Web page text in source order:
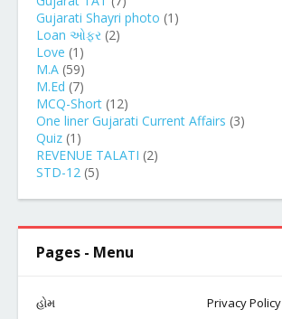
Gujarati Shayri photo (1)
Loan ઓફર (2)
Love (1)
M.A (59)
M.Ed (7)
MCQ-Short (12)
One liner Gujarati Current Affairs (3)
Quiz (1)
REVENUE TALATI (2)
STD-12 (5)
Pages - Menu
હોમ
Privacy Policy